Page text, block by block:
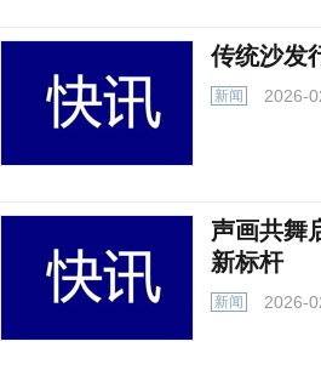
传统沙发
新闻 2026-
声画共舞
新标杆
新闻 2026-